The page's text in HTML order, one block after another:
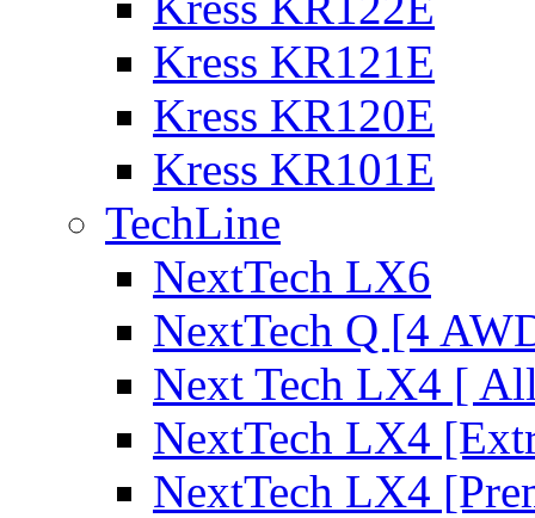
Kress KR121E
Kress KR120E
Kress KR101E
TechLine
NextTech LX6
NextTech Q [4
Next Tech LX4 [
NextTech LX4
NextTech LX4